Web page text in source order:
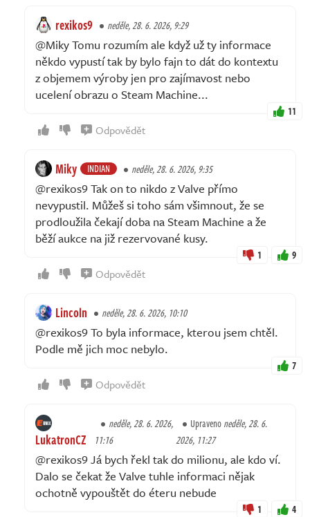
rexikos9 neděle, 28. 6. 2026, 9:29
@Miky Tomu rozumím ale když už ty informace
někdo vypustí tak by bylo fajn to dát do kontextu
z objemem výroby jen pro zajímavost nebo
ucelení obrazu o Steam Machine...
11
Odpovědět
Miky INDIAN neděle, 28. 6. 2026, 9:35
@rexikos9 Tak on to nikdo z Valve přímo
nevypustil. Můžeš si toho sám všimnout, že se
prodloužila čekají doba na Steam Machine a že
běží aukce na již rezervované kusy.
1 9
Odpovědět
Lincoln neděle, 28. 6. 2026, 10:10
@rexikos9 To byla informace, kterou jsem chtěl.
Podle mě jich moc nebylo.
7
Odpovědět
LukatronCZ
neděle, 28. 6. 2026,
11:16
Upravenoneděle, 28. 6.
2026, 11:27
@rexikos9 Já bych řekl tak do milionu, ale kdo ví.
Dalo se čekat že Valve tuhle informaci nějak
ochotně vypouštět do éteru nebude
1 4